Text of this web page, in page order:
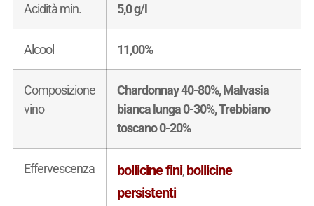
Acidità min. 5,0 g/l
Alcool 11,00%
Composizione
vino
Chardonnay 40-80%, Malvasia
bianca lunga 0-30%, Trebbiano
toscano 0-20%
Effervescenza bollicine fini,bollicine
persistenti